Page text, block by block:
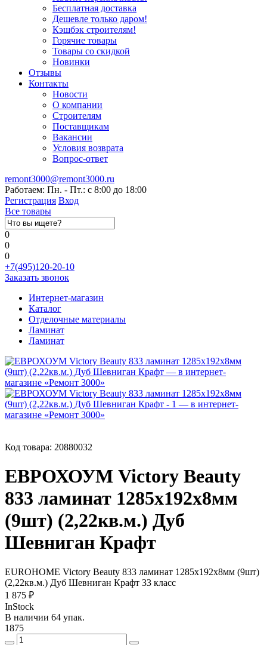
Бесплатная доставка
Дешевле только даром!
Кэшбэк строителям!
Горячие товары
Товары со скидкой
Новинки
Отзывы
Контакты
Новости
О компании
Строителям
Поставщикам
Вакансии
Условия возврата
Вопрос-ответ
remont3000@remont3000.ru
Работаем: Пн. - Пт.: с 8:00 до 18:00
Регистрация Вход
Все товары
0
0
0
+7(495)120-20-10
Заказать звонок
Интернет-магазин
Каталог
Отделочные материалы
Ламинат
Ламинат
Код товара: 20880032
ЕВРОХОУМ Victory Beauty
833 ламинат 1285х192х8мм
(9шт) (2,22кв.м.) Дуб
Шевниган Крафт
EUROHOME Victory Beauty 833 ламинат 1285х192х8мм (9шт)
(2,22кв.м.) Дуб Шевниган Крафт 33 класс
1 875 ₽
InStock
В наличии 64 упак.
1875